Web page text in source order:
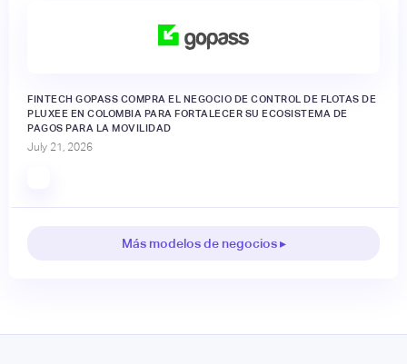
FINTECH GOPASS COMPRA EL NEGOCIO DE CONTROL DE FLOTAS DE
PLUXEE EN COLOMBIA PARA FORTALECER SU ECOSISTEMA DE
PAGOS PARA LA MOVILIDAD
July 21, 2026
Más modelos de negocios ▸